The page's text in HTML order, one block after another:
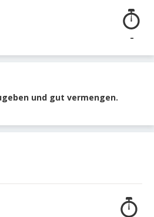
-
und gut vermengen.